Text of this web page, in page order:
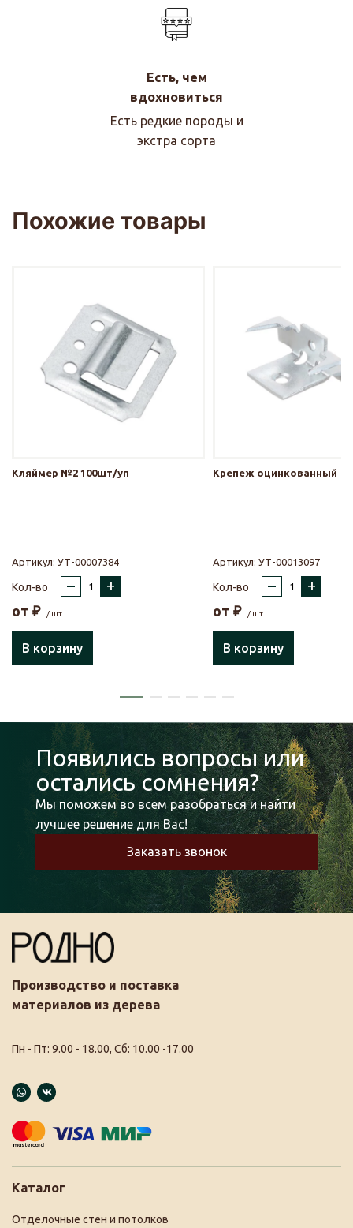
Есть, чем
вдохновиться
Есть редкие породы и
экстра сорта
Похожие товары
Кляймер №2 100шт/уп
Артикул: УТ-00007384
Кол-во – +
от ₽ / шт.
В корзину
Крепеж оцинкованный
Артикул: УТ-00013097
Кол-во – +
от ₽ / шт.
В корзину
Появились вопросы или
остались сомнения?
Мы поможем во всем разобраться и найти
лучшее решение для Вас!
Заказать звонок
Производство и поставка
материалов из дерева
Пн - Пт: 9.00 - 18.00, Сб: 10.00 -17.00
Каталог
Отделочные стен и потолков